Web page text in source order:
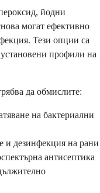
йодни
могат ефективно
Тези опции са
профили на
да обмислите:
на бактериални
и дезинфекция на рани
антисептика